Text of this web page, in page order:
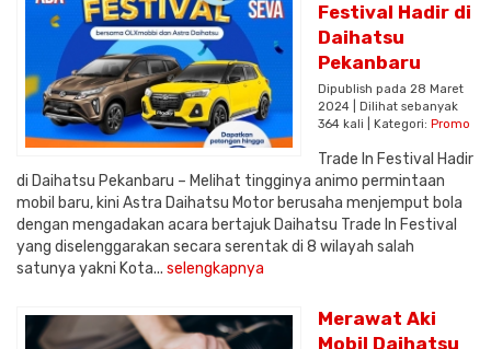
Festival Hadir di
Daihatsu
Pekanbaru
Dipublish pada 28 Maret
2024 | Dilihat sebanyak
364 kali | Kategori: Promo
Trade In Festival Hadir
di Daihatsu Pekanbaru – Melihat tingginya animo permintaan
mobil baru, kini Astra Daihatsu Motor berusaha menjemput bola
dengan mengadakan acara bertajuk Daihatsu Trade In Festival
yang diselenggarakan secara serentak di 8 wilayah salah
satunya yakni Kota... selengkapnya
Merawat Aki
Mobil Daihatsu